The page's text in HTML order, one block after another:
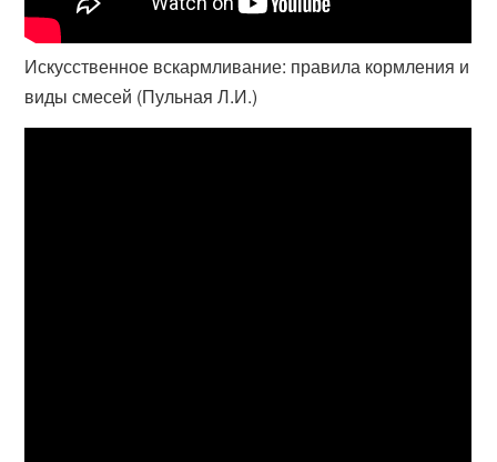
Искусственное вскармливание: правила кормления и
виды смесей (Пульная Л.И.)